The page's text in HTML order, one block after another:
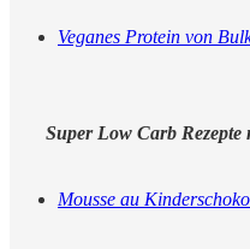
Veganes Protein von
Super Low Carb Rezepte
Mousse au